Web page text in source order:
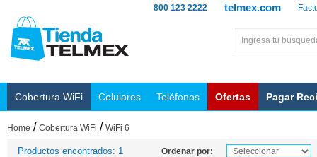
telmex.com
800 123 2222
Cobertura WiFi Celulares Teléfonos Ofertas Pagar
Home / Cobertura WiFi / WiFi 6
Productos encontrados: 1 Ordenar por: